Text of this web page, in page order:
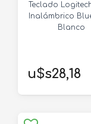
Teclado
Inalámbrico
Blanco
u$s28,18